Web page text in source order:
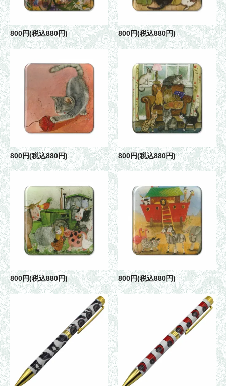
800円(税込880円) 800円(税込880円)
800円(税込880円) 800円(税込880円)
800円(税込880円) 800円(税込880円)